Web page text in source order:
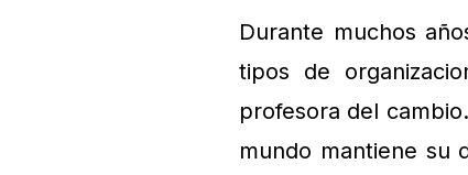
Durante muchos
tipos de
profesora del
mundo mantiene su